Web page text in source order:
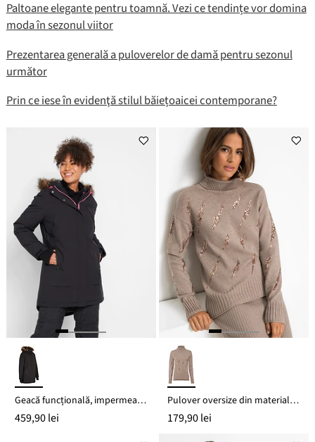
Paltoane elegante pentru toamnă. Vezi ce tendințe vor domina
moda în sezonul viitor
Prezentarea generală a puloverelor de damă pentru sezonul
următor
Prin ce iese în evidenţă stilul băiețoaicei contemporane?
Geacă funcțională, impermeabilă
459,90 lei
Pulover oversize din material moale cu viscoză
179,90 lei